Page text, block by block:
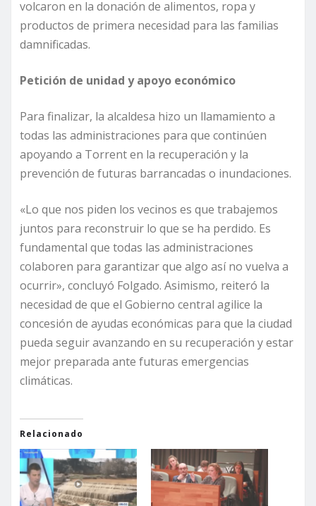
volcaron en la donación de alimentos, ropa y
productos de primera necesidad para las familias
damnificadas.
Petición de unidad y apoyo económico
Para finalizar, la alcaldesa hizo un llamamiento a
todas las administraciones para que continúen
apoyando a Torrent en la recuperación y la
prevención de futuras barrancadas o inundaciones.
«Lo que nos piden los vecinos es que trabajemos
juntos para reconstruir lo que se ha perdido. Es
fundamental que todas las administraciones
colaboren para garantizar que algo así no vuelva a
ocurrir», concluyó Folgado. Asimismo, reiteró la
necesidad de que el Gobierno central agilice la
concesión de ayudas económicas para que la ciudad
pueda seguir avanzando en su recuperación y estar
mejor preparada ante futuras emergencias
climáticas.
Relacionado